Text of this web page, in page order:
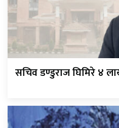
सचिव डण्डुराज घिमिरे ४